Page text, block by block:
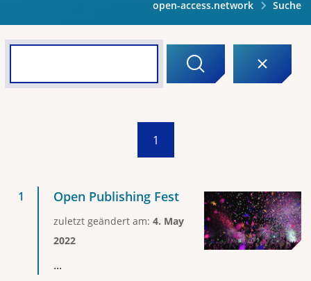
open-access.network Suche
1
Open Publishing Fest
zuletzt geändert am: 4. May
2022
...